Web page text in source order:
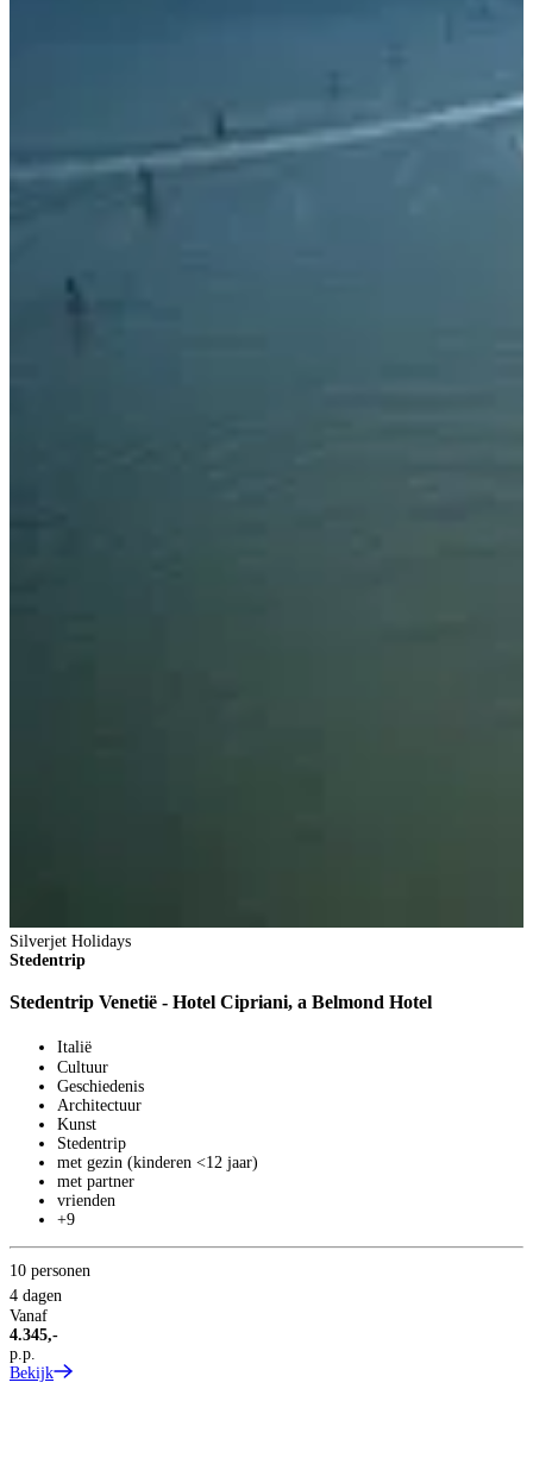
Silverjet Holidays
Stedentrip
Stedentrip Venetië - Hotel Cipriani, a Belmond Hotel
Italië
Cultuur
Geschiedenis
Architectuur
Kunst
Stedentrip
met gezin (kinderen <12 jaar)
met partner
vrienden
+9
10 personen
4 dagen
Vanaf
4.345,-
p.p.
Bekijk